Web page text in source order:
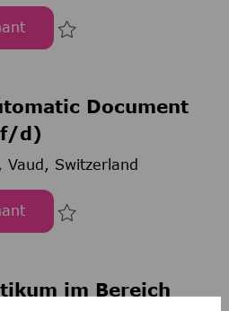
Governance in Healthcare
Sauvegarder Project
Document
d)
Vaud, Switzerland
Document Extraction
Sauvegarder
im Bereich